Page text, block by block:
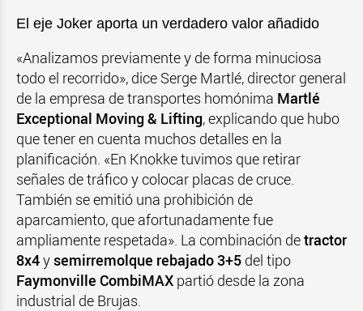
El eje Joker aporta un verdadero valor añadido
«Analizamos previamente y de forma minuciosa
todo el recorrido», dice Serge Martlé, director general
de la empresa de transportes homónima Martlé
Exceptional Moving & Lifting, explicando que hubo
que tener en cuenta muchos detalles en la
planificación. «En Knokke tuvimos que retirar
señales de tráfico y colocar placas de cruce.
También se emitió una prohibición de
aparcamiento, que afortunadamente fue
ampliamente respetada». La combinación detractor
8x4ysemirremolque rebajado 3+5 del tipo
Faymonville CombiMAX partió desde la zona
industrial de Brujas.